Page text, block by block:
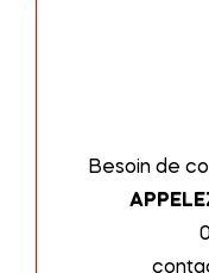
Besoin de